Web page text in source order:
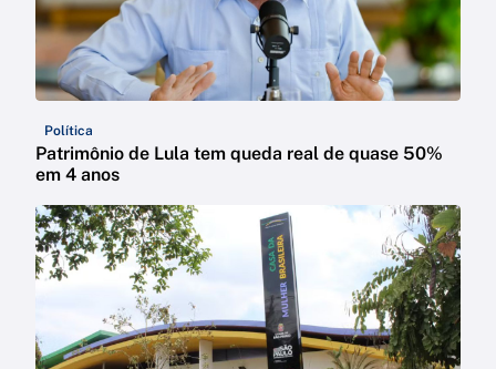
Política
Patrimônio de Lula tem queda real de quase 50%
em 4 anos